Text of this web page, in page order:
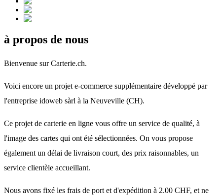
à propos de nous
Bienvenue sur Carterie.ch.
Voici encore un projet e-commerce supplémentaire développé par
l'entreprise idoweb sàrl à la Neuveville (CH).
Ce projet de carterie en ligne vous offre un service de qualité, à
l'image des cartes qui ont été sélectionnées. On vous propose
également un délai de livraison court, des prix raisonnables, un
service clientèle accueillant.
Nous avons fixé les frais de port et d'expédition à 2.00 CHF, et ne